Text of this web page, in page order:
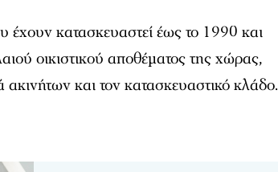
έχουν κατασκευαστεί έως το 1990 και
οικιστικού αποθέματος της χώρας,
και τον κατασκευαστικό κλάδο.